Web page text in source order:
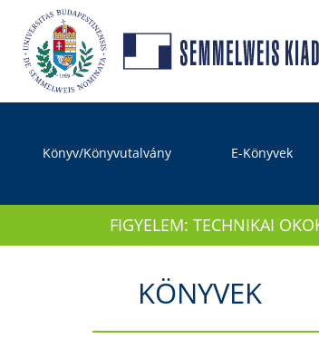
Könyv/Könyvutalvány E-Könyvek
FIGYELEM: TECHNIKAI
KÖNYVEK